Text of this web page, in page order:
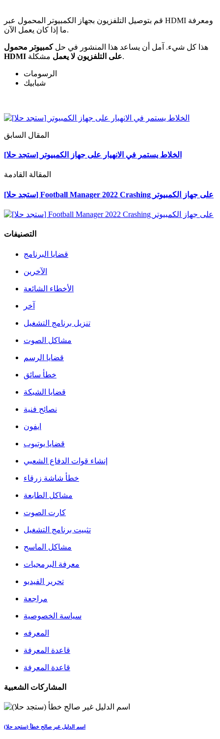
قم بتوصيل التلفزيون بجهاز الكمبيوتر المحمول عبر HDMI ومعرفة
ما إذا كان يعمل الآن.
هذا كل شيء. آمل أن يساعد هذا المنشور في حلكمبيوتر محمول
HDMI على التلفزيون لا يعملمشكلة.
الرسومات
شبابيك
المقال السابق
[ستجد حلا] الخلاط يستمر في الانهيار على جهاز الكمبيوتر
المقالة القادمة
[ستجد حلا] Football Manager 2022 Crashing على جهاز الكمبيوتر
التصنيفات
قضايا البرنامج
الآخرين
الأخطاء الشائعة
آخر
تنزيل برنامج التشغيل
مشاكل الصوت
قضايا الرسم
خطأ سائق
قضايا الشبكة
نصائح فنية
ايفون
قضايا يوتيوب
إنشاء قوات الدفاع الشعبي
خطأ شاشة زرقاء
مشاكل الطابعة
كارت الصوت
تثبيت برنامج التشغيل
مشاكل الماسح
معرفة البرمجيات
تحرير الفيديو
مراجعة
سياسة الخصوصية
المعرفه
قاعدة المعرفة
قاعدة المعرفة
المشاركات الشعبية
(ستجد حلا) اسم الدليل غير صالح خطأ